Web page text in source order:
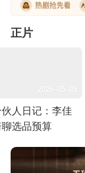
正片
2026-05-05
人日记：李佳
选品预算